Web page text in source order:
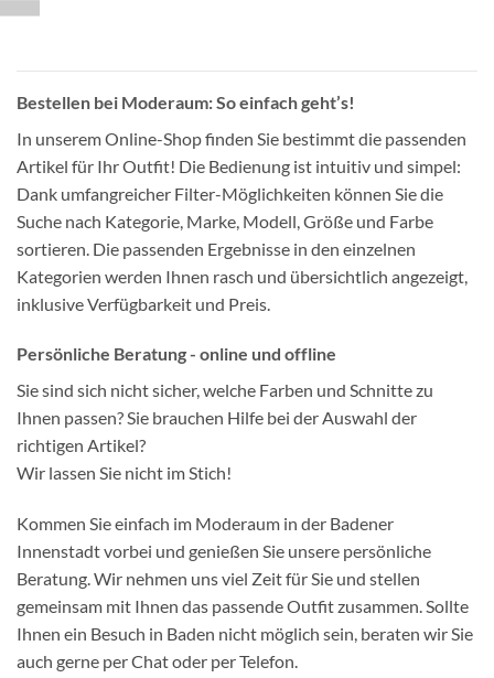
Bestellen bei Moderaum: So einfach geht’s!
In unserem Online-Shop finden Sie bestimmt die passenden
Artikel für Ihr Outfit! Die Bedienung ist intuitiv und simpel:
Dank umfangreicher Filter-Möglichkeiten können Sie die
Suche nach Kategorie, Marke, Modell, Größe und Farbe
sortieren. Die passenden Ergebnisse in den einzelnen
Kategorien werden Ihnen rasch und übersichtlich angezeigt,
inklusive Verfügbarkeit und Preis.
Persönliche Beratung - online und offline
Sie sind sich nicht sicher, welche Farben und Schnitte zu
Ihnen passen? Sie brauchen Hilfe bei der Auswahl der
richtigen Artikel?
Wir lassen Sie nicht im Stich!
Kommen Sie einfach im Moderaum in der Badener
Innenstadt vorbei und genießen Sie unsere persönliche
Beratung. Wir nehmen uns viel Zeit für Sie und stellen
gemeinsam mit Ihnen das passende Outfit zusammen. Sollte
Ihnen ein Besuch in Baden nicht möglich sein, beraten wir Sie
auch gerne per Chat oder per Telefon.